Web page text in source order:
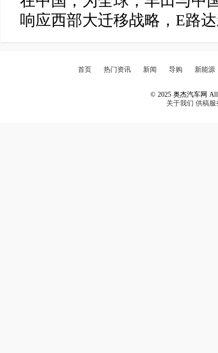
响应西部大迁移战略，E路
首页 热门资讯 新闻 导购 新能源
© 2025 奥杰汽车网 All
关于我们 供稿服